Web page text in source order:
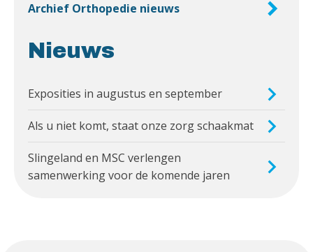
Archief Orthopedie nieuws
Nieuws
Exposities in augustus en september
Als u niet komt, staat onze zorg schaakmat
Slingeland en MSC verlengen
samenwerking voor de komende jaren